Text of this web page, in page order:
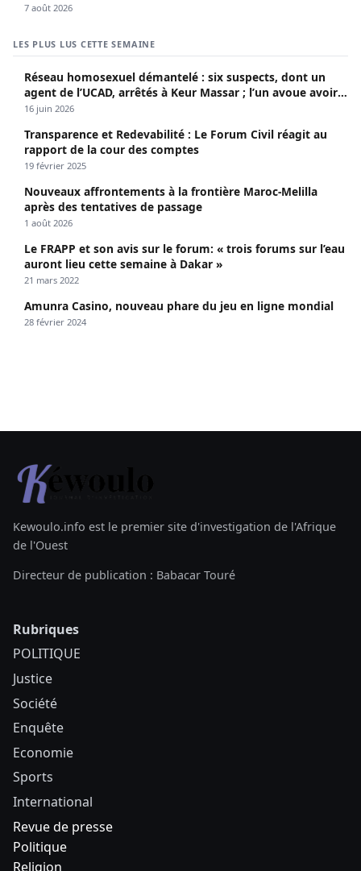
7 août 2026
LES PLUS LUS CETTE SEMAINE
Réseau homosexuel démantelé : six suspects, dont un
agent de l’UCAD, arrêtés à Keur Massar ; l’un avoue avoir
propagé le VIH depuis 2018
16 juin 2026
Transparence et Redevabilité : Le Forum Civil réagit au
rapport de la cour des comptes
19 février 2025
Nouveaux affrontements à la frontière Maroc-Melilla
après des tentatives de passage
1 août 2026
Le FRAPP et son avis sur le forum: « trois forums sur l’eau
auront lieu cette semaine à Dakar »
21 mars 2022
Amunra Casino, nouveau phare du jeu en ligne mondial
28 février 2024
Kewoulo.info est le premier site d'investigation de l'Afrique
de l'Ouest
Directeur de publication : Babacar Touré
Rubriques
POLITIQUE
Justice
Société
Enquête
Economie
Sports
International
Revue de presse
Politique
Religion